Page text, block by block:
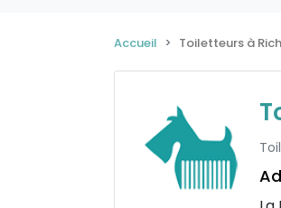
Accueil Toiletteurs à